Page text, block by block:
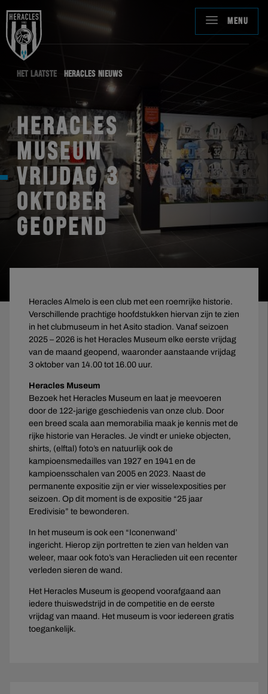
MENU
HET LAATSTE HERACLES NIEUWS
HERACLES
MUSEUM
VRIJDAG 3
OKTOBER
GEOPEND
Heracles Almelo is een club met een roemrijke historie.
Verschillende prachtige hoofdstukken hiervan zijn te zien
in het clubmuseum in het Asito stadion. Vanaf seizoen
2025 – 2026 is het Heracles Museum elke eerste vrijdag
van de maand geopend, waaronder aanstaande vrijdag
3 oktober van 14.00 tot 16.00 uur.
Heracles Museum
Bezoek het Heracles Museum en laat je meevoeren
door de 122-jarige geschiedenis van onze club. Door
een breed scala aan memorabilia maak je kennis met de
rijke historie van Heracles. Je vindt er unieke objecten,
shirts, (elftal) foto’s en natuurlijk ook de
kampioensmedailles van 1927 en 1941 en de
kampioensschalen van 2005 en 2023. Naast de
permanente expositie zijn er vier wisselexposities per
seizoen. Op dit moment is de expositie “25 jaar
Eredivisie” te bewonderen.
In het museum is ook een “Iconenwand’
ingericht. Hierop zijn portretten te zien van helden van
weleer, maar ook foto’s van Heraclieden uit een recenter
verleden sieren de wand.
Het Heracles Museum is geopend voorafgaand aan
iedere thuiswedstrijd in de competitie en de eerste
vrijdag van maand. Het museum is voor iedereen gratis
toegankelijk.